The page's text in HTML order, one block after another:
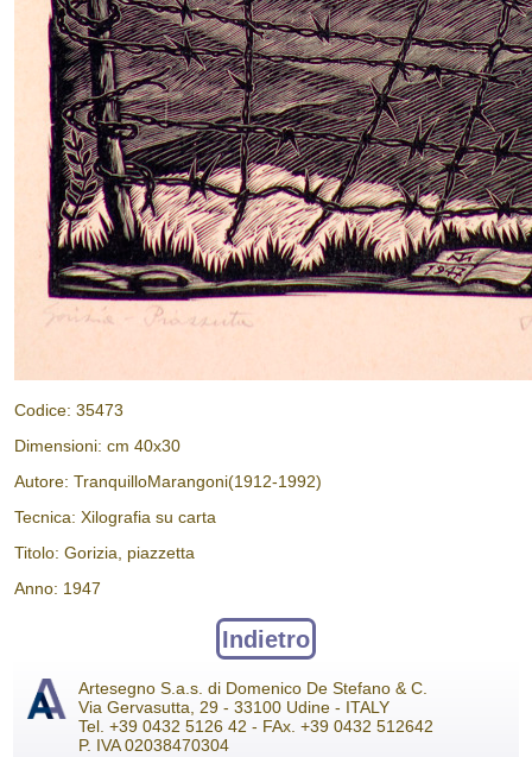
Codice: 35473
Dimensioni: cm 40x30
Autore: TranquilloMarangoni(1912-1992)
Tecnica: Xilografia su carta
Titolo: Gorizia, piazzetta
Anno: 1947
Indietro
Artesegno S.a.s. di Domenico De Stefano & C.
Via Gervasutta, 29 - 33100 Udine - ITALY
Tel. +39 0432 5126 42 - FAx. +39 0432 512642
P. IVA 02038470304